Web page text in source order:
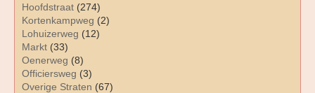
Hoofdstraat (274)
Kortenkampweg (2)
Lohuizerweg (12)
Markt (33)
Oenerweg (8)
Officiersweg (3)
Overige Straten (67)